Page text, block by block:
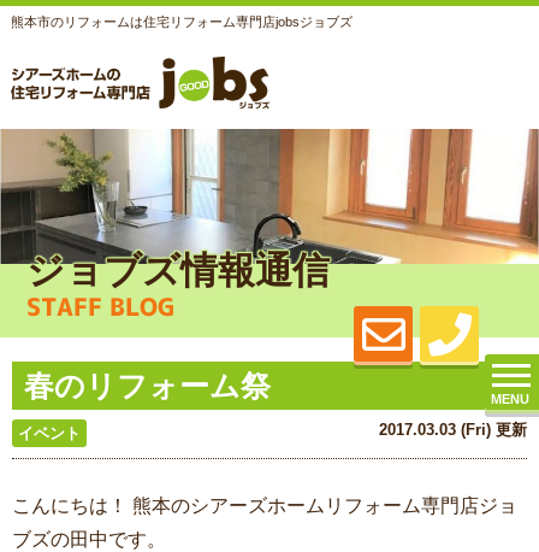
熊本市のリフォームは住宅リフォーム専門店jobsジョブズ
MENU
ジョブズ情報通信
STAFF BLOG
春のリフォーム祭
イベント 2017.03.03 (Fri) 更新
こんにちは！ 熊本のシアーズホームリフォーム専門店ジョ
ブズの田中です。